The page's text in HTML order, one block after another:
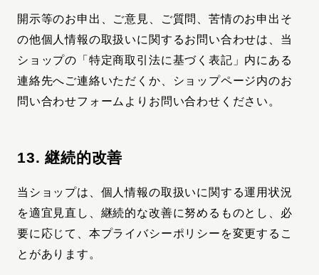
開示等のお申出、ご意見、ご質問、苦情のお申出そ
の他個人情報の取扱いに関するお問い合わせは、当
ショップの「特定商取引法に基づく表記」内にある
連絡先へご連絡いただくか、ショップページ内のお
問い合わせフォームよりお問い合わせください。
13. 継続的改善
当ショップは、個人情報の取扱いに関する運用状況
を適宜見直し、継続的な改善に努めるものとし、必
要に応じて、本プライバシーポリシーを変更するこ
とがあります。